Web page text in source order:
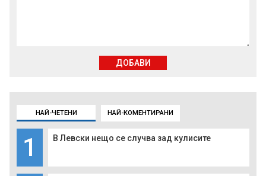
НАЙ-ЧЕТЕНИ НАЙ-КОМЕНТИРАНИ
1 В Левски нещо се случва зад кулисите
ДОБАВИ